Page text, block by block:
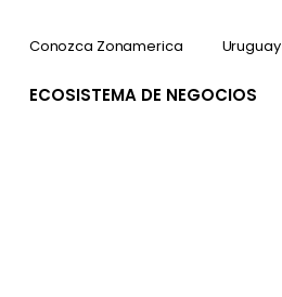
ECOSISTEMA DE NEGOCIOS
Conozca Zonamerica Uruguay